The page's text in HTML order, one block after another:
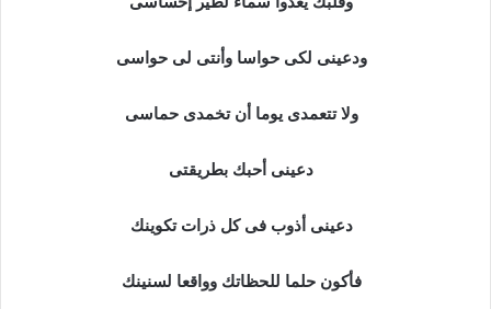
ودعينى لكى حواسا وأنتى لى حواسى
ولا تتعمدى يوما أن تخمدى حماسى
دعينى أحبك بطريقتى
دعينى أذوب فى كل ذرات تكوينك
فأكون حلما للحظاتك وواقعا لسنينك